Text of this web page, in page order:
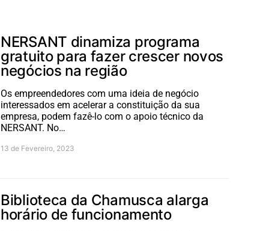
NERSANT dinamiza programa
gratuito para fazer crescer novos
negócios na região
Os empreendedores com uma ideia de negócio
interessados em acelerar a constituição da sua
empresa, podem fazê-lo com o apoio técnico da
NERSANT. No…
13 de Fevereiro, 2023
Biblioteca da Chamusca alarga
horário de funcionamento